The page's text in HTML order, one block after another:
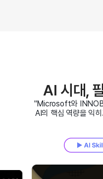
AI 시대,
"Microsoft와
AI의 핵심 역량을 익